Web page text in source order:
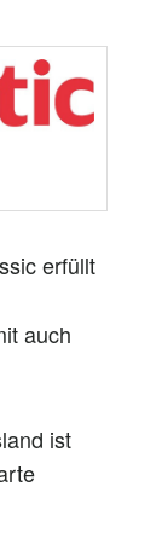
erfüllt
auch
ist